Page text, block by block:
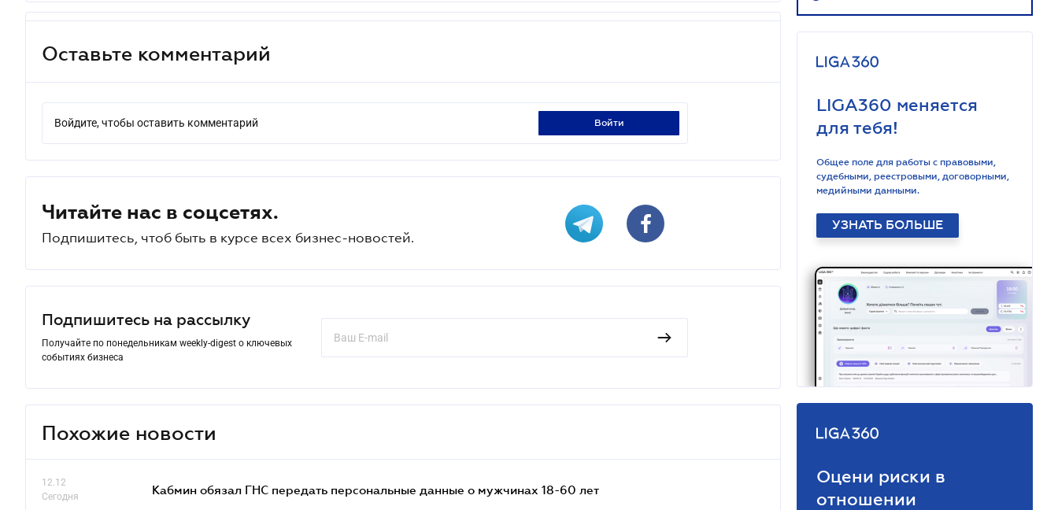
Оставьте комментарий
Войдите, чтобы оставить комментарий войти
Читайте нас в соцсетях.
Подпишитесь, чтоб быть в курсе всех бизнес-новостей.
Подпишитесь на рассылку
Получайте по понедельникам weekly-digest о ключевых
событиях бизнеса
Похожие новости
12.12
Сегодня
Кабмин обязал ГНС передать персональные данные о мужчинах 18-60 лет
LIGA360 меняется
для тебя!
Общее поле для работы с правовыми,
судебными, реестровыми, договорными,
медийными данными.
УЗНАТЬ БОЛЬШЕ
Оцени риски в
отношении